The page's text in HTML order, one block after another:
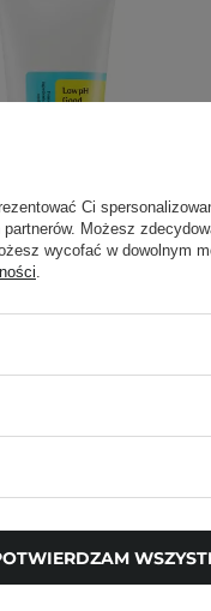
pH Good Morning
Ci
Możesz
wycofać w dowolnym
.